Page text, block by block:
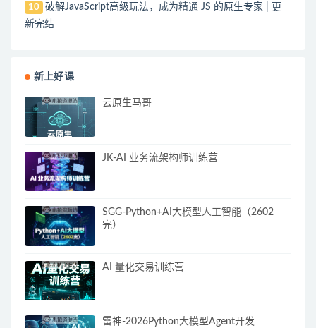
10
破解JavaScript高级玩法，成为精通 JS 的原生专家 | 更
新完结
新上好课
云原生马哥
JK-AI 业务流架构师训练营
SGG-Python+AI大模型人工智能（2602
完）
AI 量化交易训练营
雷神-2026Python大模型Agent开发